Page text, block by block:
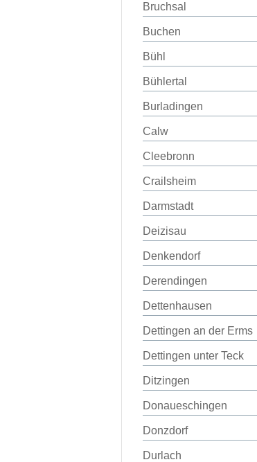
Bruchsal
Buchen
Bühl
Bühlertal
Burladingen
Calw
Cleebronn
Crailsheim
Darmstadt
Deizisau
Denkendorf
Derendingen
Dettenhausen
Dettingen an der Erms
Dettingen unter Teck
Ditzingen
Donaueschingen
Donzdorf
Durlach